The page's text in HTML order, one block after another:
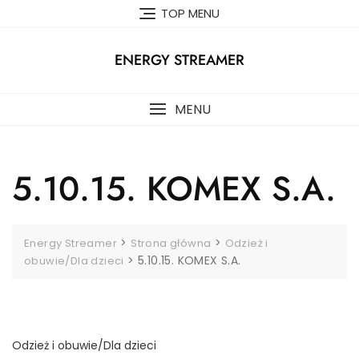
TOP MENU
ENERGY STREAMER
MENU
5.10.15. KOMEX S.A.
Energy Streamer > Strona główna > Odzież i
obuwie/Dla dzieci >5.10.15. KOMEX S.A.
Odzież i obuwie/Dla dzieci